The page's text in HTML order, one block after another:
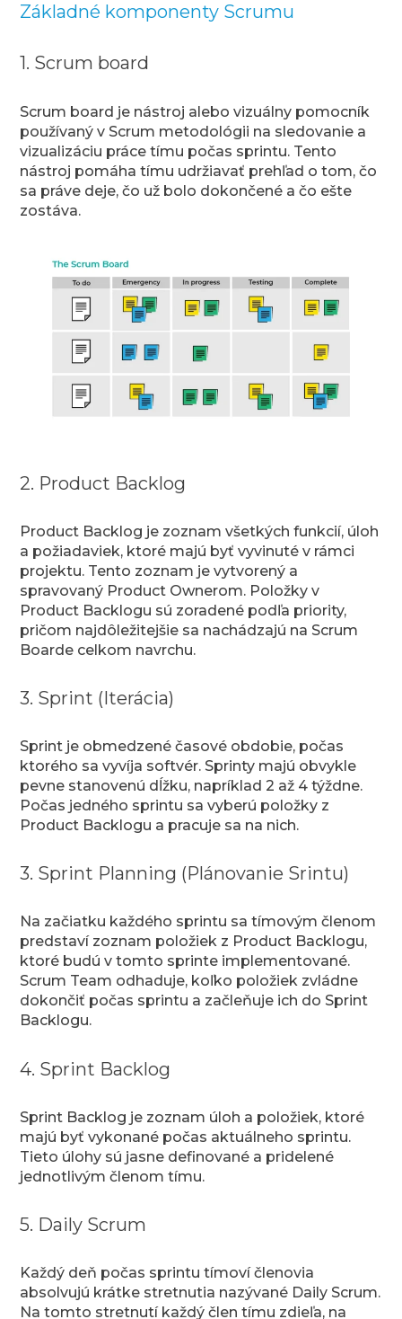
Základné komponenty Scrumu
1. Scrum board
Scrum board je nástroj alebo vizuálny pomocník
používaný v Scrum metodológii na sledovanie a
vizualizáciu práce tímu počas sprintu. Tento
nástroj pomáha tímu udržiavať prehľad o tom, čo
sa práve deje, čo už bolo dokončené a čo ešte
zostáva.
2. Product Backlog
Product Backlog je zoznam všetkých funkcií, úloh
a požiadaviek, ktoré majú byť vyvinuté v rámci
projektu. Tento zoznam je vytvorený a
spravovaný Product Ownerom. Položky v
Product Backlogu sú zoradené podľa priority,
pričom najdôležitejšie sa nachádzajú na Scrum
Boarde celkom navrchu.
3. Sprint (Iterácia)
Sprint je obmedzené časové obdobie, počas
ktorého sa vyvíja softvér. Sprinty majú obvykle
pevne stanovenú dĺžku, napríklad 2 až 4 týždne.
Počas jedného sprintu sa vyberú položky z
Product Backlogu a pracuje sa na nich.
3. Sprint Planning (Plánovanie Srintu)
Na začiatku každého sprintu sa tímovým členom
predstaví zoznam položiek z Product Backlogu,
ktoré budú v tomto sprinte implementované.
Scrum Team odhaduje, koľko položiek zvládne
dokončiť počas sprintu a začleňuje ich do Sprint
Backlogu.
4. Sprint Backlog
Sprint Backlog je zoznam úloh a položiek, ktoré
majú byť vykonané počas aktuálneho sprintu.
Tieto úlohy sú jasne definované a pridelené
jednotlivým členom tímu.
5. Daily Scrum
Každý deň počas sprintu tímoví členovia
absolvujú krátke stretnutia nazývané Daily Scrum.
Na tomto stretnutí každý člen tímu zdieľa, na